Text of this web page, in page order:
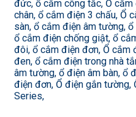
đức, ổ cắm công tắc, Ổ cắm
chân, ổ cắm điện 3 chấu, Ổ
sàn, ổ cắm điện âm tường,
ổ cắm điện chống giật, ổ
đôi, ổ cắm điện đơn, Ổ cắm
đen, ổ cắm điện trong nhà
âm tường, ổ điện âm bàn, ổ
điện đơn, Ổ điện gắn tường,
Series,